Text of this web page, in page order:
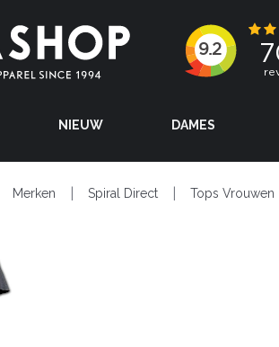
NIEUW DAMES
Merken Spiral Direct Tops Vrouwen